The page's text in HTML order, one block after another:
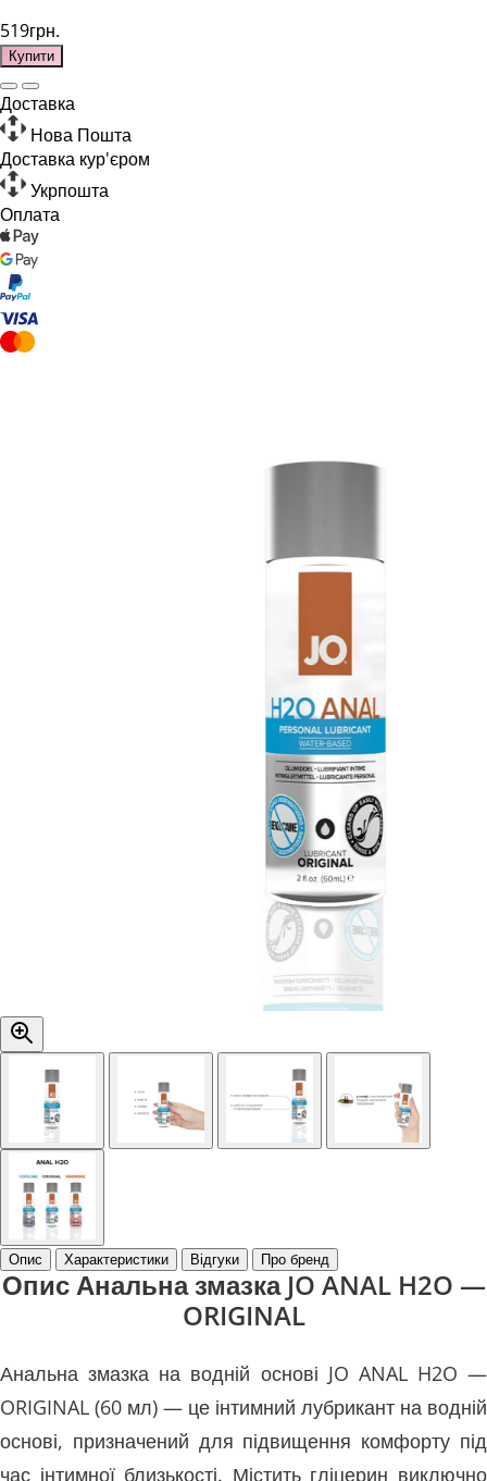
519грн.
Купити
Доставка
Нова Пошта
Доставка кур'єром
Укрпошта
Оплата
Опис Характеристики Відгуки Про бренд
Опис Анальна змазка JO ANAL H2O —
ORIGINAL
Анальна змазка на водній основі JO ANAL H2O —
ORIGINAL (60 мл) — це інтимний лубрикант на водній
основі, призначений для підвищення комфорту під
час інтимної близькості. Містить гліцерин виключно